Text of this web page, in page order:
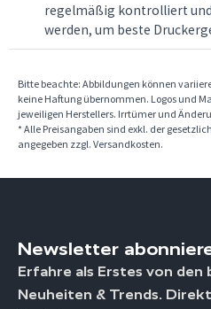
regelmäßig kontrolliert
werden, um beste
Bitte beachte: Abbildungen können
keine Haftung übernommen. Logos und
jeweiligen Herstellers. Irrtümer und
* Alle Preisangaben sind exkl. der
angegeben zzgl. Versandkosten.
Newsletter
Erfahre als Erstes von
Neuheiten & Trends.